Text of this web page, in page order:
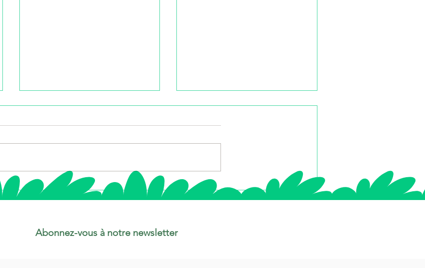
Fiole de trèfle porte-
bonheur : un charme
Le Pass Bonheur : avis
boutique pass bonheur
Abonnez-vous à notre newsletter